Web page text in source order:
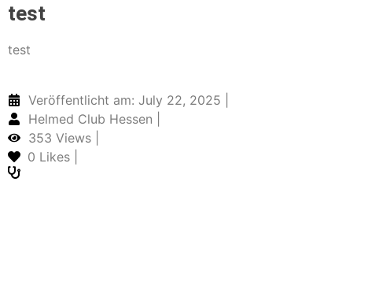
test
test
Veröffentlicht am: July 22, 2025 |
Helmed Club Hessen |
353 Views |
0 Likes |